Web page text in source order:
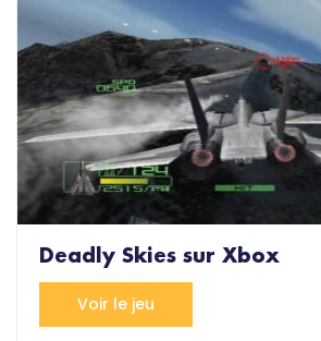
Deadly Skies sur Xbox
Voir le jeu